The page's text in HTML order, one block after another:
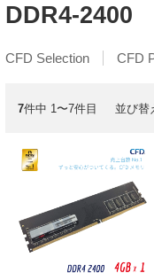
DDR4-2400
CFD Selection CFD
7件中 1〜7件目 並び替